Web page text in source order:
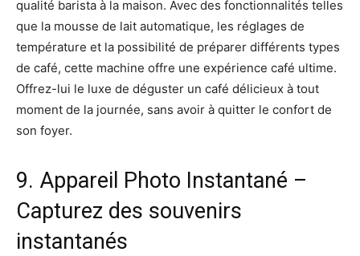
qualité barista à la maison. Avec des fonctionnalités telles
que la mousse de lait automatique, les réglages de
température et la possibilité de préparer différents types
de café, cette machine offre une expérience café ultime.
Offrez-lui le luxe de déguster un café délicieux à tout
moment de la journée, sans avoir à quitter le confort de
son foyer.
9. Appareil Photo Instantané –
Capturez des souvenirs
instantanés